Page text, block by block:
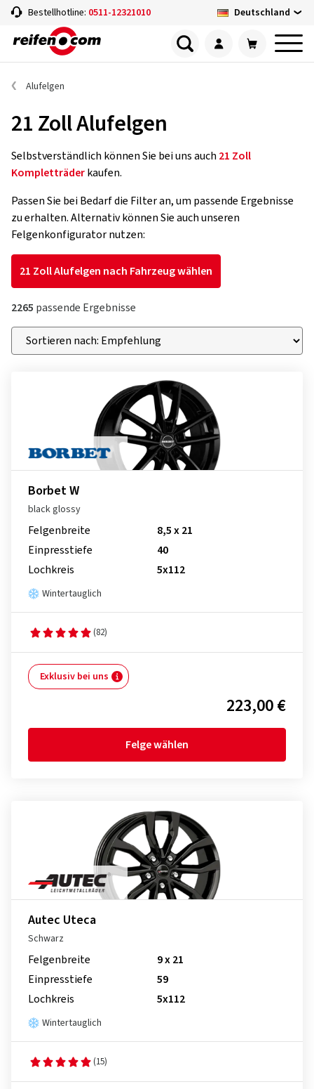
Bestellhotline: 0511-12321010 Deutschland
Alufelgen
21 Zoll Alufelgen
Selbstverständlich können Sie bei uns auch 21 Zoll
Kompletträderkaufen.
Passen Sie bei Bedarf die Filter an, um passende Ergebnisse
zu erhalten. Alternativ können Sie auch unseren
Felgenkonfigurator nutzen:
21 Zoll Alufelgen nach Fahrzeug wählen
2265 passende Ergebnisse
Borbet W
black glossy
Felgenbreite
8,5 x 21
Einpresstiefe
40
Lochkreis
5x112
Wintertauglich
(82)
Exklusiv bei uns
223,00 €
Felge wählen
Autec Uteca
Schwarz
Felgenbreite
9 x 21
Einpresstiefe
59
Lochkreis
5x112
Wintertauglich
(15)